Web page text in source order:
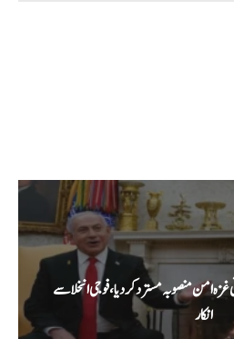
نے ٹرمپ کا 15 نکاتی غزہ امن منصوبہ مسترد کردیا، فوجی انخلا سے
انکار